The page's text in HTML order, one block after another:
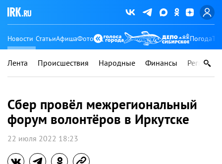
Новости СтатьиАфишаФото Погода
Лента Происшествия Народные Финансы Регионы
Сбер провёл межрегиональный
форум волонтёров в Иркутске
22 июля 2022 18:23